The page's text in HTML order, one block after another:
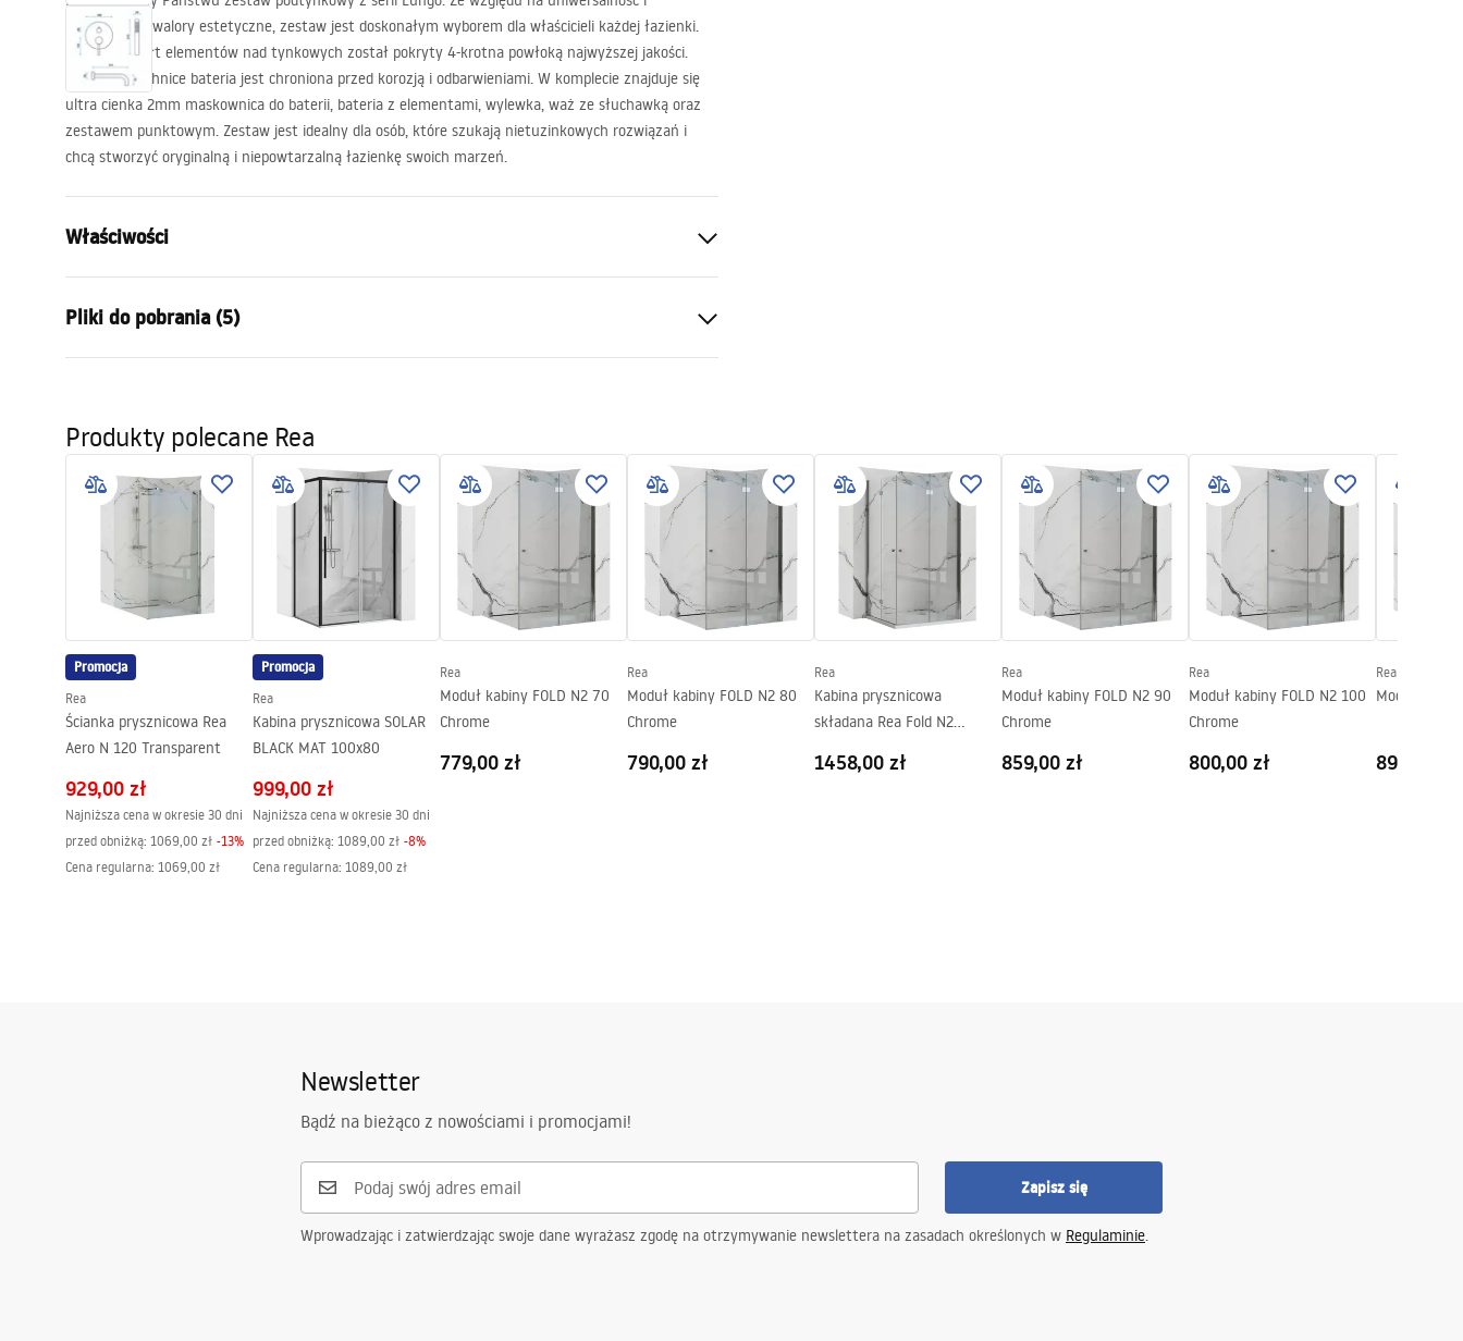
niesamowite walory estetyczne, zestaw jest doskonałym wyborem dla właścicieli każdej łazienki.
Modny kształt elementów nad tynkowych został pokryty 4-krotna powłoką najwyższej jakości.
Dzięki tej technice bateria jest chroniona przed korozją i odbarwieniami. W komplecie znajduje się
ultra cienka 2mm maskownica do baterii, bateria z elementami, wylewka, waż ze słuchawką oraz
zestawem punktowym. Zestaw jest idealny dla osób, które szukają nietuzinkowych rozwiązań i
chcą stworzyć oryginalną i niepowtarzalną łazienkę swoich marzeń.
Właściwości
Sposób montażu:
Kolor:
Miedź
Materiał:
Wysokość (mm):
mm
Powłoka:
Średnica podłączenia:
Gwarancja
Pliki do pobrania (5)
Instrukcja montażu
instrukcja_-
Warunki gwarancji
Warranty_Terms_and_Conditions_
Faucets_-_5.pdf
Pielęgnacja
Pielegnacja.pdf
Produkty polecane Rea
Promocja
Rea
Ścianka prysznicowa Rea
Aero N 120 Transparent
929,00 zł
Najniższa cena w okresie 30 dni
przed obniżką: 1069,00 zł -13%
Cena regularna: 1069,00 zł
Promocja
Rea
Kabina prysznicowa SOLAR
BLACK MAT 100x80
999,00 zł
Najniższa cena w okresie 30 dni
przed obniżką: 1089,00 zł -8%
Cena regularna: 1089,00 zł
Rea
Moduł kabiny FOLD N2 70
Chrome
779,00 zł
Rea
Moduł kabiny FOLD N2 80
Chrome
790,00 zł
Rea
Kabina prysznicowa
składana Rea Fold N2
1458,00 zł
Rea
Moduł kabiny FOLD N2 90
Chrome
859,00 zł
Rea
Moduł kabiny FOLD N2 100
Chrome
800,00 zł
Rea
Moduł
899,00 zł
Newsletter
Bądź na bieżąco z nowościami i promocjami!
Zapisz się
Wprowadzając i zatwierdzając swoje dane wyrażasz zgodę na otrzymywanie newslettera na zasadach określonych w Regulaminie.